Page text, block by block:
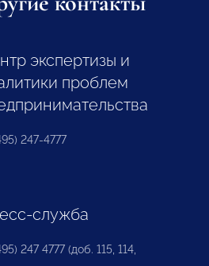
экспертизы и
проблем
247-4777
служба
247 4777 (доб. 115, 114,